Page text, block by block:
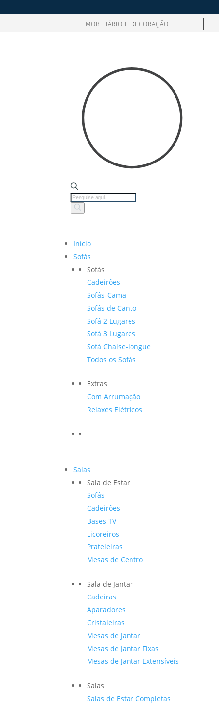
MOBILIÁRIO E DECORAÇÃO
Products
search
Início
Sofás
Sofás
Cadeirões
Sofás-Cama
Sofás de Canto
Sofá 2 Lugares
Sofá 3 Lugares
Sofá Chaise-longue
Todos os Sofás
Extras
Com Arrumação
Relaxes Elétricos
Salas
Sala de Estar
Sofás
Cadeirões
Bases TV
Licoreiros
Prateleiras
Mesas de Centro
Sala de Jantar
Cadeiras
Aparadores
Cristaleiras
Mesas de Jantar
Mesas de Jantar Fixas
Mesas de Jantar Extensíveis
Salas
Salas de Estar Completas